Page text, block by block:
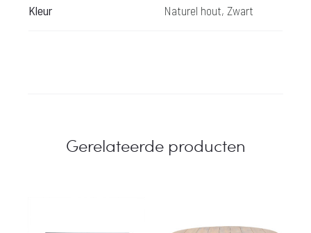
Kleur Naturel hout, Zwart
Gerelateerde producten